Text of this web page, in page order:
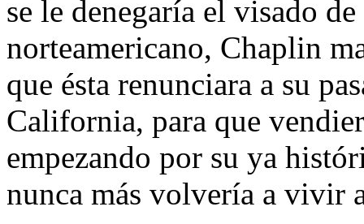
se le denegaría el visado
norteamericano, Chaplin
que ésta renunciara a su
California, para que
empezando por su ya
nunca más volvería a vivir